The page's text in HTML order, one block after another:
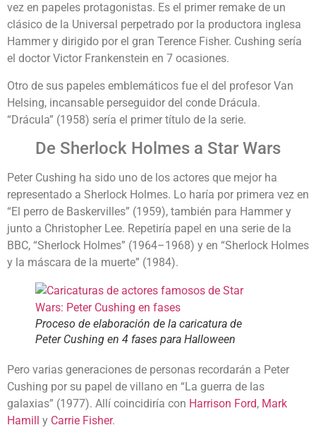
vez en papeles protagonistas. Es el primer remake de un
clásico de la Universal perpetrado por la productora inglesa
Hammer y dirigido por el gran Terence Fisher. Cushing sería
el doctor Victor Frankenstein en 7 ocasiones.
Otro de sus papeles emblemáticos fue el del profesor Van
Helsing, incansable perseguidor del conde Drácula.
“Drácula” (1958) sería el primer título de la serie.
De Sherlock Holmes a Star Wars
Peter Cushing ha sido uno de los actores que mejor ha
representado a Sherlock Holmes. Lo haría por primera vez en
“El perro de Baskervilles” (1959), también para Hammer y
junto a Christopher Lee. Repetiría papel en una serie de la
BBC, “Sherlock Holmes” (1964–1968) y en “Sherlock Holmes
y la máscara de la muerte” (1984).
Proceso de elaboración de la caricatura de
Peter Cushing en 4 fases para Halloween
Pero varias generaciones de personas recordarán a Peter
Cushing por su papel de villano en “La guerra de las
galaxias” (1977). Allí coincidiría con Harrison Ford, Mark
Hamill
y Carrie Fisher.